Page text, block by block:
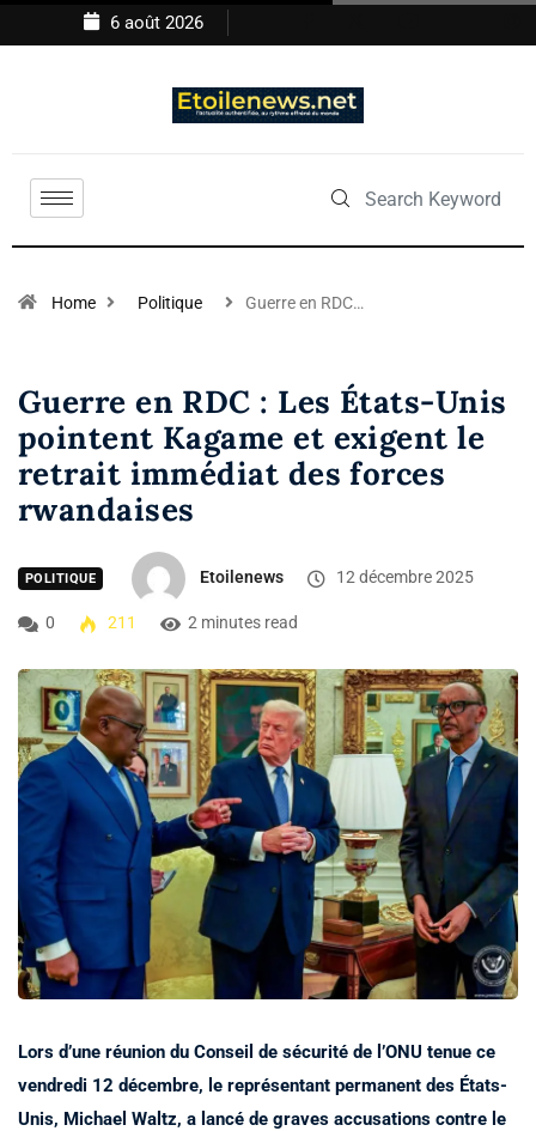
6 août 2026
Home Politique Guerre en RDC…
Guerre en RDC : Les États-Unis
pointent Kagame et exigent le
retrait immédiat des forces
rwandaises
POLITIQUE Etoilenews 12 décembre 2025
0 211 2 minutes read
Lors d’une réunion du Conseil de sécurité de l’ONU tenue ce
vendredi 12 décembre, le représentant permanent des États-
Unis, Michael Waltz, a lancé de graves accusations contre le